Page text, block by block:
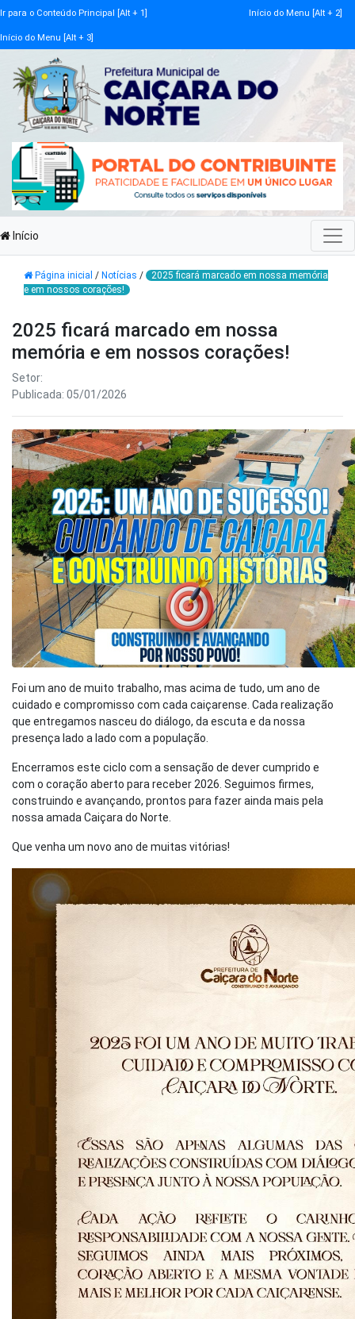
Ir para o Conteúdo Principal [Alt + 1] Início do Menu [Alt + 2]
Início do Menu [Alt + 3]
Início
Página inicial / Notícias /
2025 ficará marcado em nossa memória
e em nossos corações!
2025 ficará marcado em nossa
memória e em nossos corações!
Setor:
Publicada: 05/01/2026
Foi um ano de muito trabalho, mas acima de tudo, um ano de
cuidado e compromisso com cada caiçarense. Cada realização
que entregamos nasceu do diálogo, da escuta e da nossa
presença lado a lado com a população.
Encerramos este ciclo com a sensação de dever cumprido e
com o coração aberto para receber 2026. Seguimos firmes,
construindo e avançando, prontos para fazer ainda mais pela
nossa amada Caiçara do Norte.
Que venha um novo ano de muitas vitórias!